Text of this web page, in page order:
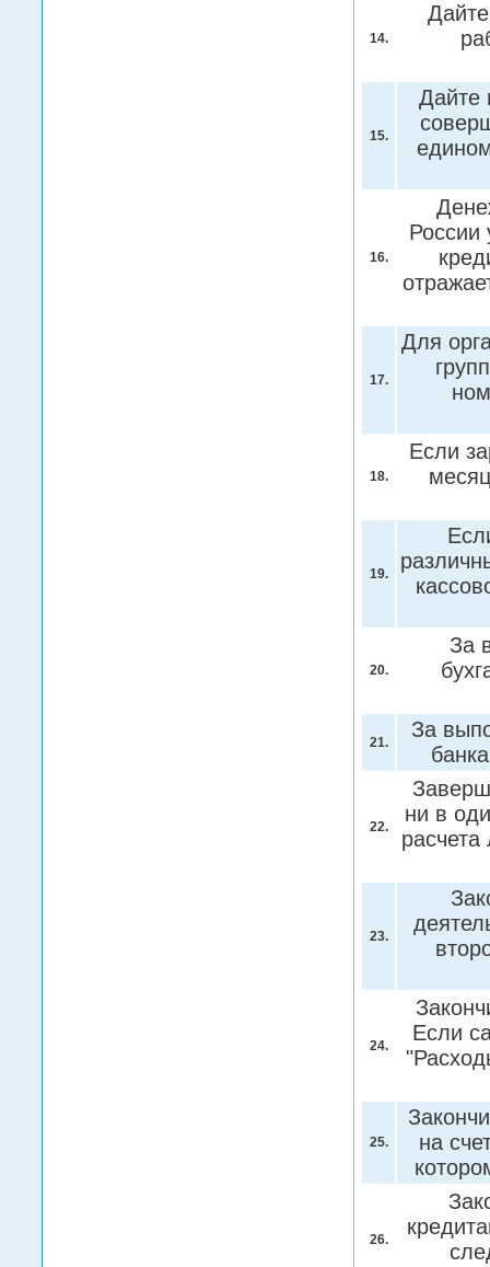
14.
15.
Дайте
16.
России
17.
Для
18.
Если
19.
20.
За
21.
За
22.
ни в
23.
24.
Если
25.
на
26.